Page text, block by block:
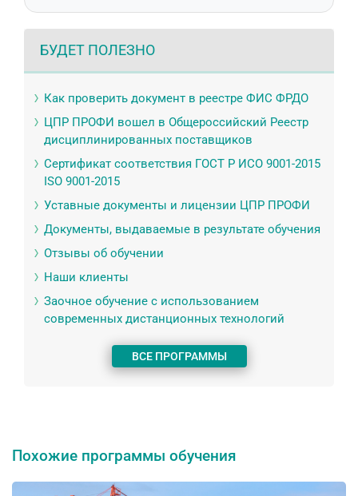
БУДЕТ ПОЛЕЗНО
Как проверить документ в реестре ФИС ФРДО
ЦПР ПРОФИ вошел в Общероссийский Реестр
дисциплинированных поставщиков
Сертификат соответствия ГОСТ Р ИСО 9001-2015
ISO 9001-2015
Уставные документы и лицензии ЦПР ПРОФИ
Документы, выдаваемые в результате обучения
Отзывы об обучении
Наши клиенты
Заочное обучение с использованием
современных дистанционных технологий
ВСЕ ПРОГРАММЫ
Похожие программы обучения